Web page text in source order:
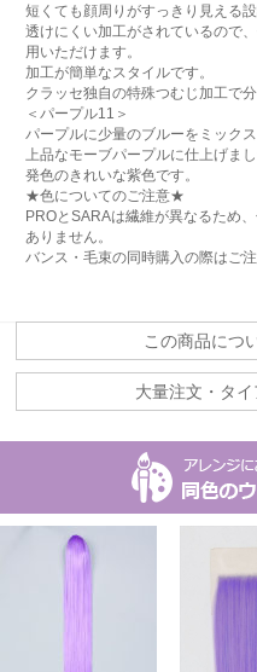
短くても顔周りがすっきり見える
透けにくい加工がされているので
用いただけます。
加工が簡単なスタイルです。
クラッセ独自の特殊つむじ加工で
＜パープル11＞
パープルに少量のブルーをミックス
上品なモーブパープルに仕上げまし
発色のきれいな紫色です。
★色についてのご注意★
PROとSARAは繊維が異なるため
ありません。
バンス・毛束の同時購入の際はご注
この商品につ
大量注文・タ